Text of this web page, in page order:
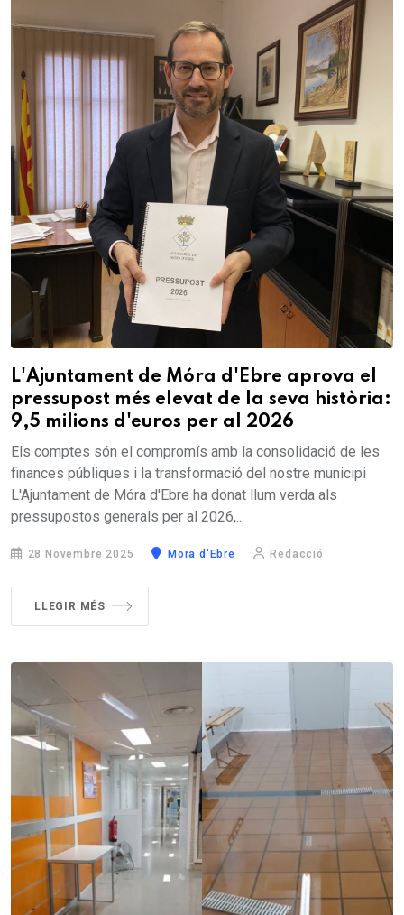
L'Ajuntament de Móra d'Ebre aprova el
pressupost més elevat de la seva història:
9,5 milions d'euros per al 2026
Els comptes són el compromís amb la consolidació de les
finances públiques i la transformació del nostre municipi
L'Ajuntament de Móra d'Ebre ha donat llum verda als
pressupostos generals per al 2026,...
28 Novembre 2025 Mora d'Ebre Redacció
LLEGIR MÉS